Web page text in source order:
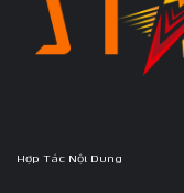
Hợp Tác Nội Dung